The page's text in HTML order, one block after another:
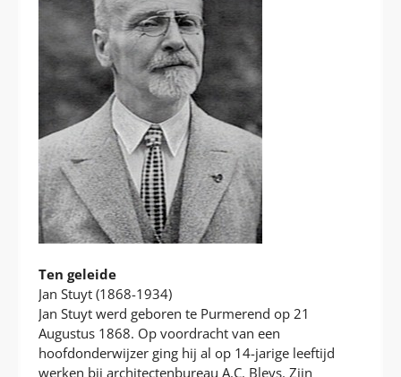
Ten geleide
Jan Stuyt (1868-1934)
Jan Stuyt werd geboren te Purmerend op 21
Augustus 1868. Op voordracht van een
hoofdonderwijzer ging hij al op 14-jarige leeftijd
werken bij architectenbureau A.C. Bleys. Zijn